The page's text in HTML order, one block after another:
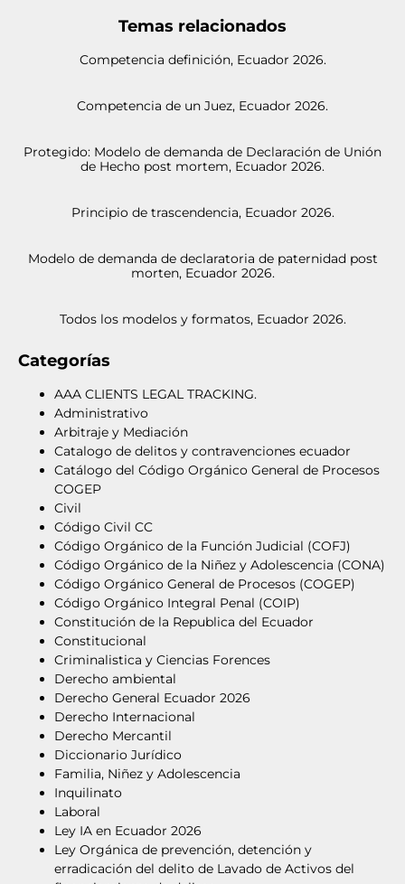
Temas relacionados
Competencia definición, Ecuador 2026.
Competencia de un Juez, Ecuador 2026.
Protegido: Modelo de demanda de Declaración de Unión
de Hecho post mortem, Ecuador 2026.
Principio de trascendencia, Ecuador 2026.
Modelo de demanda de declaratoria de paternidad post
morten, Ecuador 2026.
Todos los modelos y formatos, Ecuador 2026.
Categorías
AAA CLIENTS LEGAL TRACKING.
Administrativo
Arbitraje y Mediación
Catalogo de delitos y contravenciones ecuador
Catálogo del Código Orgánico General de Procesos
COGEP
Civil
Código Civil CC
Código Orgánico de la Función Judicial (COFJ)
Código Orgánico de la Niñez y Adolescencia (CONA)
Código Orgánico General de Procesos (COGEP)
Código Orgánico Integral Penal (COIP)
Constitución de la Republica del Ecuador
Constitucional
Criminalistica y Ciencias Forences
Derecho ambiental
Derecho General Ecuador 2026
Derecho Internacional
Derecho Mercantil
Diccionario Jurídico
Familia, Niñez y Adolescencia
Inquilinato
Laboral
Ley IA en Ecuador 2026
Ley Orgánica de prevención, detención y
erradicación del delito de Lavado de Activos del